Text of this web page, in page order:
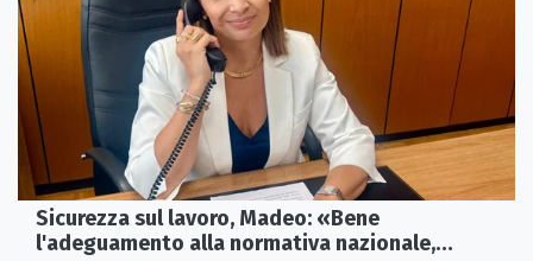
Sicurezza sul lavoro, Madeo: «Bene
l'adeguamento alla normativa nazionale,